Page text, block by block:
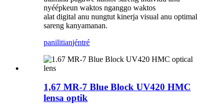
nyéépkeun waktos nganggo waktos
alat digital anu nungtut kinerja visual anu optimal
sareng kanyamanan.
panilitianjéntré
1,67 MR-7 Blue Block UV420 HMC
lensa optik